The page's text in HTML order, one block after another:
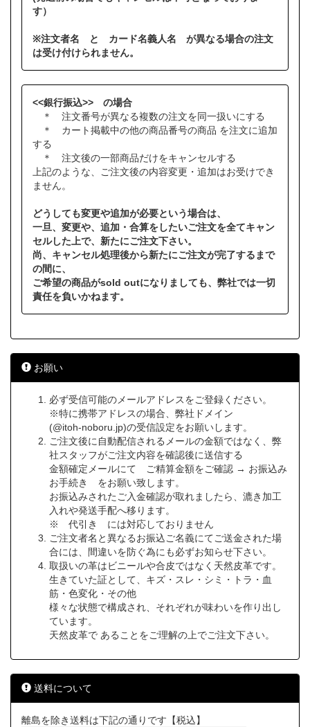
す）
※注文者名 と カード名義人名 が異なる場合の注文
は受け付けられません。
<<銀行振込>> の場合
＊ 注文番号が異なる複数の注文を同一扱いにする
＊ カート掲載中の他の商品番号の商品 を注文に追加
する
＊ 注文後の一部商品だけをキャンセルする
上記のような、ご注文後の内容変更・追加はお受けでき
ません。
どうしても変更や追加が必要という場合は、
一旦、変更や、追加・合算をしたいご注文を全てキャン
セルした上で、新たにご注文下さい。
尚、キャンセル処理後から新たにご注文が完了するまで
の間に、
ご希望の商品がsold outになりましても、弊社では一切
責任を負いかねます。
お願い
必ず受信可能のメールアドレスをご登録ください。
※特に携帯アドレスの場合、弊社ドメイン
(@itoh-noboru.jp)の受信設定をお願いします。
ご注文後に自動配信されるメールの金額ではなく、弊
社スタッフがご注文内容を確認後に送信する
金額確定メールにて ご精算金額をご確認 → お振込み
お手続き をお願い致します。
お振込みされたご入金確認が取れましたら、漉き加工
入れや発送手配へ移ります。
※ 代引き には対応しておりません
ご注文者名と異なるお振込ご名義にてご送金された場
合には、間違いを防ぐ為にも必ずお知らせ下さい。
取扱いの革はビニールや合皮ではなく天然皮革です。
生きていた証として、キズ・スレ・シミ・トラ・血
筋・色変化・その他
様々な状態で構成され、それぞれが味わいを作り出し
ています。
天然皮革で あることをご理解の上でご注文下さい。
送料について
離島を除き送料は下記の通りです【税込】